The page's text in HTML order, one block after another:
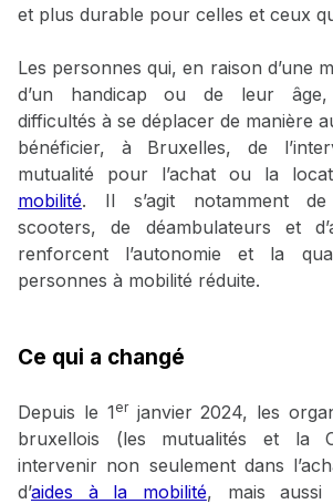
et plus durable pour celles et ceux
Les personnes qui, en raison d’une
d’un handicap ou de leur âge,
difficultés à se déplacer de manière
bénéficier, à Bruxelles, de
mutualité pour l’achat ou la
mobilité. Il s’agit notamment
scooters, de déambulateurs et
renforcent l’autonomie et la
personnes à mobilité réduite.
Ce qui a changé
Depuis le 1erjanvier 2024, les
bruxellois (les mutualités et la
intervenir non seulement dans
d’aides à la mobilité, mais aussi